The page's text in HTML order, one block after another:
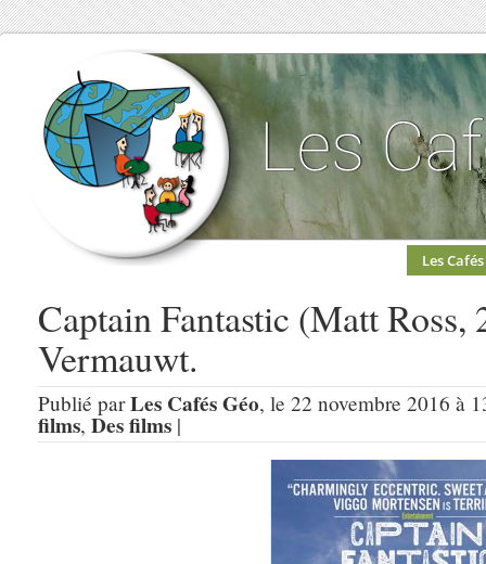
Les Cafés
Captain Fantastic (Matt
Vermauwt.
Publié parLes Cafés Géo, le 22 novembre 2016 à
films, Des films |